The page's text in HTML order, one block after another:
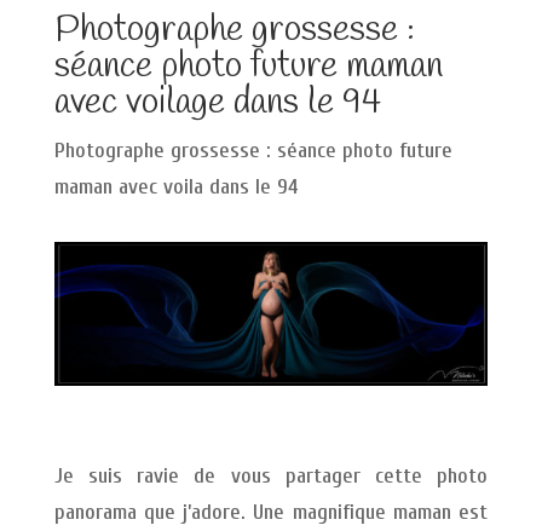
Photographe grossesse :
séance photo future maman
avec voilage dans le 94
Photographe grossesse : séance photo future
maman avec voila dans le 94
Je suis ravie de vous partager cette photo
panorama que j’adore. Une magnifique maman est